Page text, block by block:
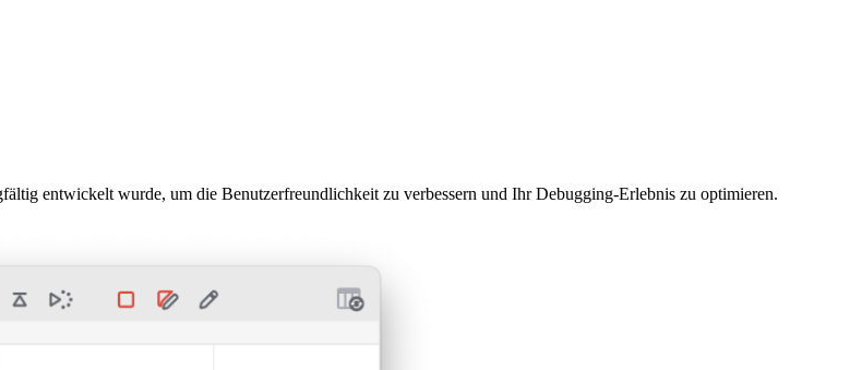
entwickelt wurde, um die Benutzerfreundlichkeit zu verbessern und Ihr Debugging-Erlebnis zu optimieren.